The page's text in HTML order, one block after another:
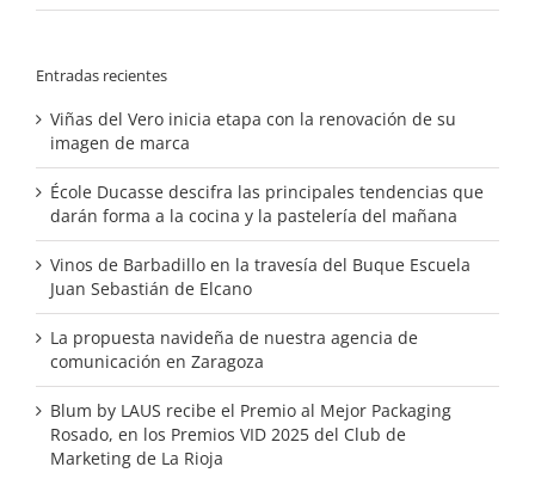
Entradas recientes
Viñas del Vero inicia etapa con la renovación de su
imagen de marca
École Ducasse descifra las principales tendencias que
darán forma a la cocina y la pastelería del mañana
Vinos de Barbadillo en la travesía del Buque Escuela
Juan Sebastián de Elcano
La propuesta navideña de nuestra agencia de
comunicación en Zaragoza
Blum by LAUS recibe el Premio al Mejor Packaging
Rosado, en los Premios VID 2025 del Club de
Marketing de La Rioja